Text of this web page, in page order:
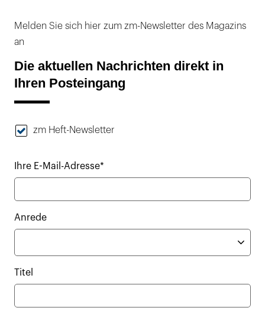
Melden Sie sich hier zum zm-Newsletter des Magazins
an
Die aktuellen Nachrichten direkt in
Ihren Posteingang
zm Heft-Newsletter
Ihre E-Mail-Adresse*
Anrede
Titel